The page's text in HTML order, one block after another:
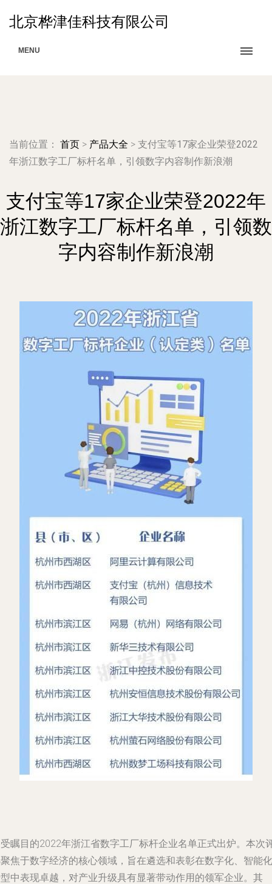
北京桦津佳科技有限公司
MENU
当前位置： 首页 > 产品大全 > 支付宝等17家企业荣登2022
年浙江数字工厂标杆名单，引领数字内容制作新浪潮
支付宝等17家企业荣登2022年
浙江数字工厂标杆名单，引领数
字内容制作新浪潮
瞩目的2022年浙江省数字工厂标杆企业名单正式出炉。本次
焦于数字经济的核心领域，旨在遴选和表彰在数字化、智能化
中表现卓越，对产业升级具有显著带动作用的领军企业。其